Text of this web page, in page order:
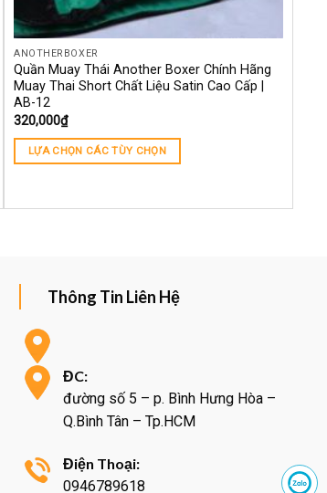
ANOTHERBOXER
Quần Muay Thái Another Boxer Chính Hãng
Muay Thai Short Chất Liệu Satin Cao Cấp |
AB-12
320,000₫
LỰA CHỌN CÁC TÙY CHỌN
Thông Tin Liên Hệ
ĐC:
đường số 5 – p. Bình Hưng Hòa –
Q.Bình Tân – Tp.HCM
Điện Thoại:
0946789618